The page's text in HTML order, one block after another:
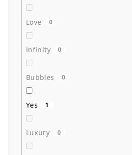
Love 0
Infinity 0
Bubbles 0
Yes 1
Luxury 0